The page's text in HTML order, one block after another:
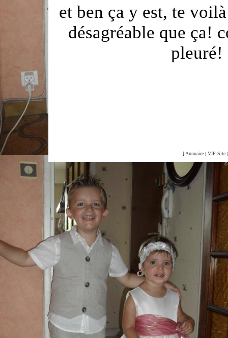
et ben ça y est, te
désagréable que ça!
[ Annuaire | VIP-Site
©